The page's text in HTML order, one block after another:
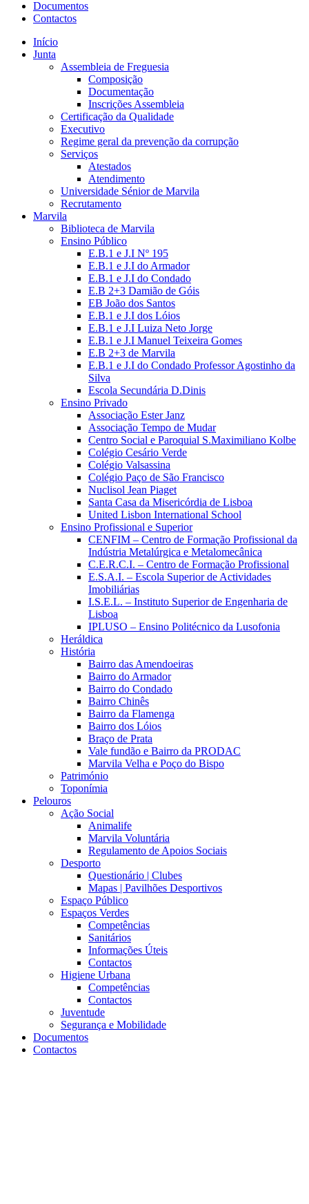
Documentos
Contactos
Início
Junta
Assembleia de Freguesia
Composição
Documentação
Inscrições Assembleia
Certificação da Qualidade
Executivo
Regime geral da prevenção da corrupção
Serviços
Atestados
Atendimento
Universidade Sénior de Marvila
Recrutamento
Marvila
Biblioteca de Marvila
Ensino Público
E.B.1 e J.I Nº 195
E.B.1 e J.I do Armador
E.B.1 e J.I do Condado
E.B 2+3 Damião de Góis
EB João dos Santos
E.B.1 e J.I dos Lóios
E.B.1 e J.I Luiza Neto Jorge
E.B.1 e J.I Manuel Teixeira Gomes
E.B 2+3 de Marvila
E.B.1 e J.I do Condado Professor Agostinho da
Silva
Escola Secundária D.Dinis
Ensino Privado
Associação Ester Janz
Associação Tempo de Mudar
Centro Social e Paroquial S.Maximiliano Kolbe
Colégio Cesário Verde
Colégio Valsassina
Colégio Paço de São Francisco
Nuclisol Jean Piaget
Santa Casa da Misericórdia de Lisboa
United Lisbon International School
Ensino Profissional e Superior
CENFIM – Centro de Formação Profissional da
Indústria Metalúrgica e Metalomecânica
C.E.R.C.I. – Centro de Formação Profissional
E.S.A.I. – Escola Superior de Actividades
Imobiliárias
I.S.E.L. – Instituto Superior de Engenharia de
Lisboa
IPLUSO – Ensino Politécnico da Lusofonia
Heráldica
História
Bairro das Amendoeiras
Bairro do Armador
Bairro do Condado
Bairro Chinês
Bairro da Flamenga
Bairro dos Lóios
Braço de Prata
Vale fundão e Bairro da PRODAC
Marvila Velha e Poço do Bispo
Património
Toponímia
Pelouros
Ação Social
Animalife
Marvila Voluntária
Regulamento de Apoios Sociais
Desporto
Questionário | Clubes
Mapas | Pavilhões Desportivos
Espaço Público
Espaços Verdes
Competências
Sanitários
Informações Úteis
Contactos
Higiene Urbana
Competências
Contactos
Juventude
Segurança e Mobilidade
Documentos
Contactos